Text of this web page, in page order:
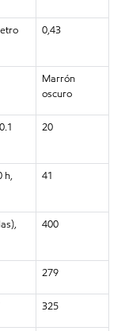
0,43
Marrón
oscuro
20
h,
41
400
279
325